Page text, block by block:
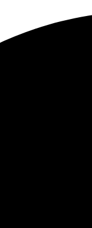
Заказала с
четкий.
Простой
снова.